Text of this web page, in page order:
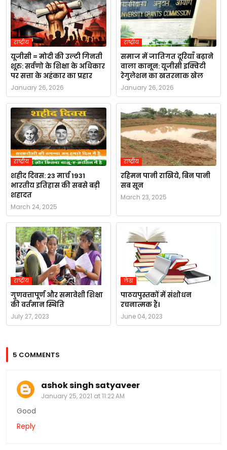
राष्ट्रीय
यूजीसी = मोदी की उल्टी गिनती
शूरु: सर्वणो के शिक्षा के अधिकार
पर सत्ता के अहंकार का प्रहार
January 26, 2026
राष्ट्रीय
समाज में जातिगत दूरियाँ बढ़ाने
वाला कानून: यूजीसी इक्विटी
रेगुलेशन का खतरनाक खेल
January 26, 2026
राष्ट्रीय
शहीद दिवस: 23 मार्च 1931
भारतीय इतिहास की सबसे बड़ी
शहादत
March 24, 2025
राष्ट्रीय
रहिमन पानी राखिये, बिन पानी
सब सून
March 23, 2025
राष्ट्रीय
गुणवत्तापूर्ण और समावेशी शिक्षा
की वर्तमान स्थिति
July 27, 2023
लेख
पाठयपुस्तकों में संशोधन
रचनात्मक हैं।
June 04, 2023
5 COMMENTS
ashok singh satyaveer
January 25, 2021 at 11:22 AM
Good
Reply